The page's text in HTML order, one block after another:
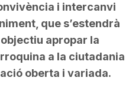
i intercanvi
que s’estendrà
apropar la
a la ciutadania
oberta i variada.